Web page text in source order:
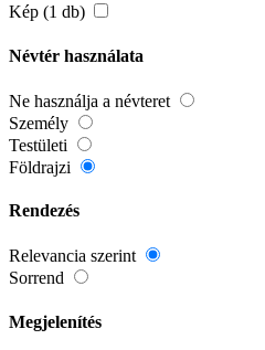
Kép (1 db)
Névtér használata
Ne használja a névteret
Személy
Testületi
Földrajzi
Rendezés
Relevancia szerint
Sorrend
Megjelenítés